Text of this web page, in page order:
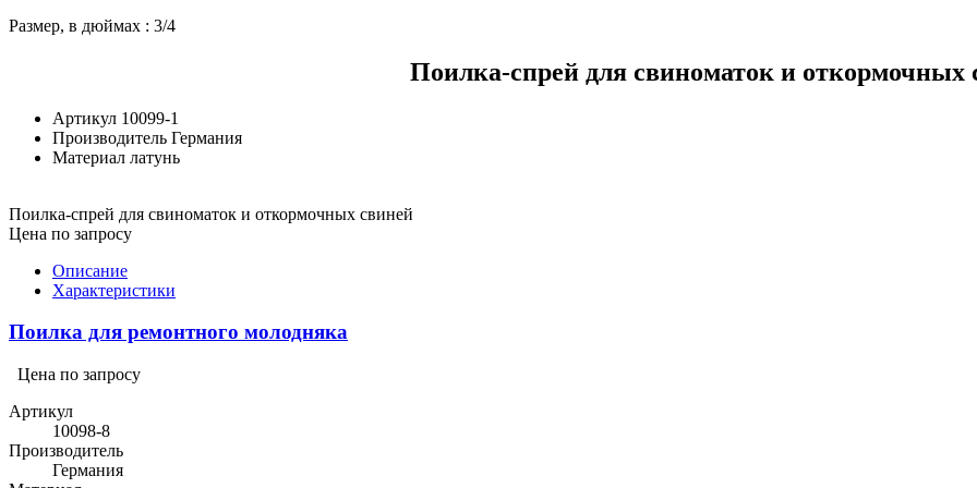
Размер, в дюймах : 3/4
Поилка-спрей для свиноматок и откормочных
Артикул 10099-1
Производитель Германия
Материал латунь
Поилка-спрей для свиноматок и откормочных свиней
Цена по запросу
Описание
Характеристики
Поилка для ремонтного молодняка
Цена по запросу
Артикул
10098-8
Производитель
Германия